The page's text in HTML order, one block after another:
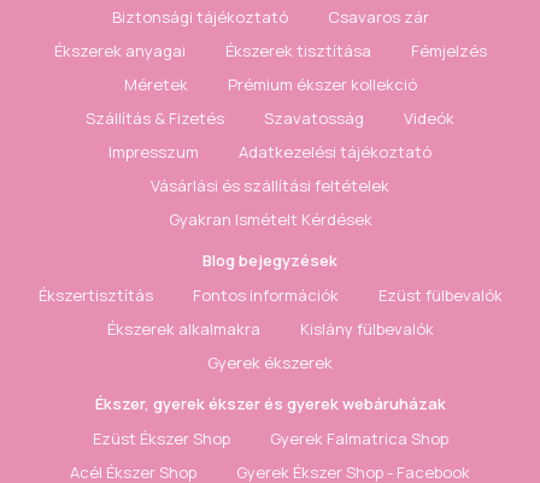
Biztonsági tájékoztató
Csavaros zár
Ékszerek anyagai
Ékszerek tisztítása
Fémjelzés
Méretek
Prémium ékszer kollekció
Szállítás & Fizetés
Szavatosság
Videók
Impresszum
Adatkezelési tájékoztató
Vásárlási és szállítási feltételek
Gyakran Ismételt Kérdések
Blog bejegyzések
Ékszertisztítás
Fontos információk
Ezüst fülbevalók
Ékszerek alkalmakra
Kislány fülbevalók
Gyerek ékszerek
Ékszer, gyerek ékszer és gyerek webáruházak
Ezüst Ékszer Shop
Gyerek Falmatrica Shop
Acél Ékszer Shop
Gyerek Ékszer Shop - Facebook